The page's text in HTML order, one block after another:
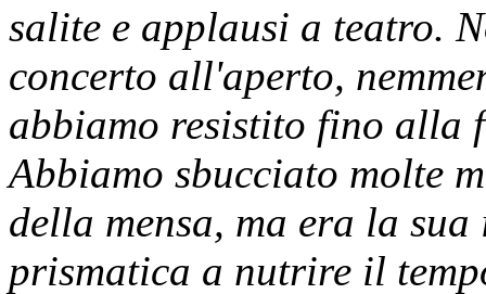
salite e applausi a teatro.
concerto all'aperto,
abbiamo resistito fino alla
Abbiamo sbucciato molte
della mensa, ma era la
prismatica a nutrire il